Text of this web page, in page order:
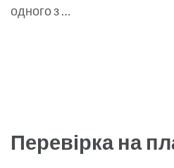
одного з …
Перевірка на